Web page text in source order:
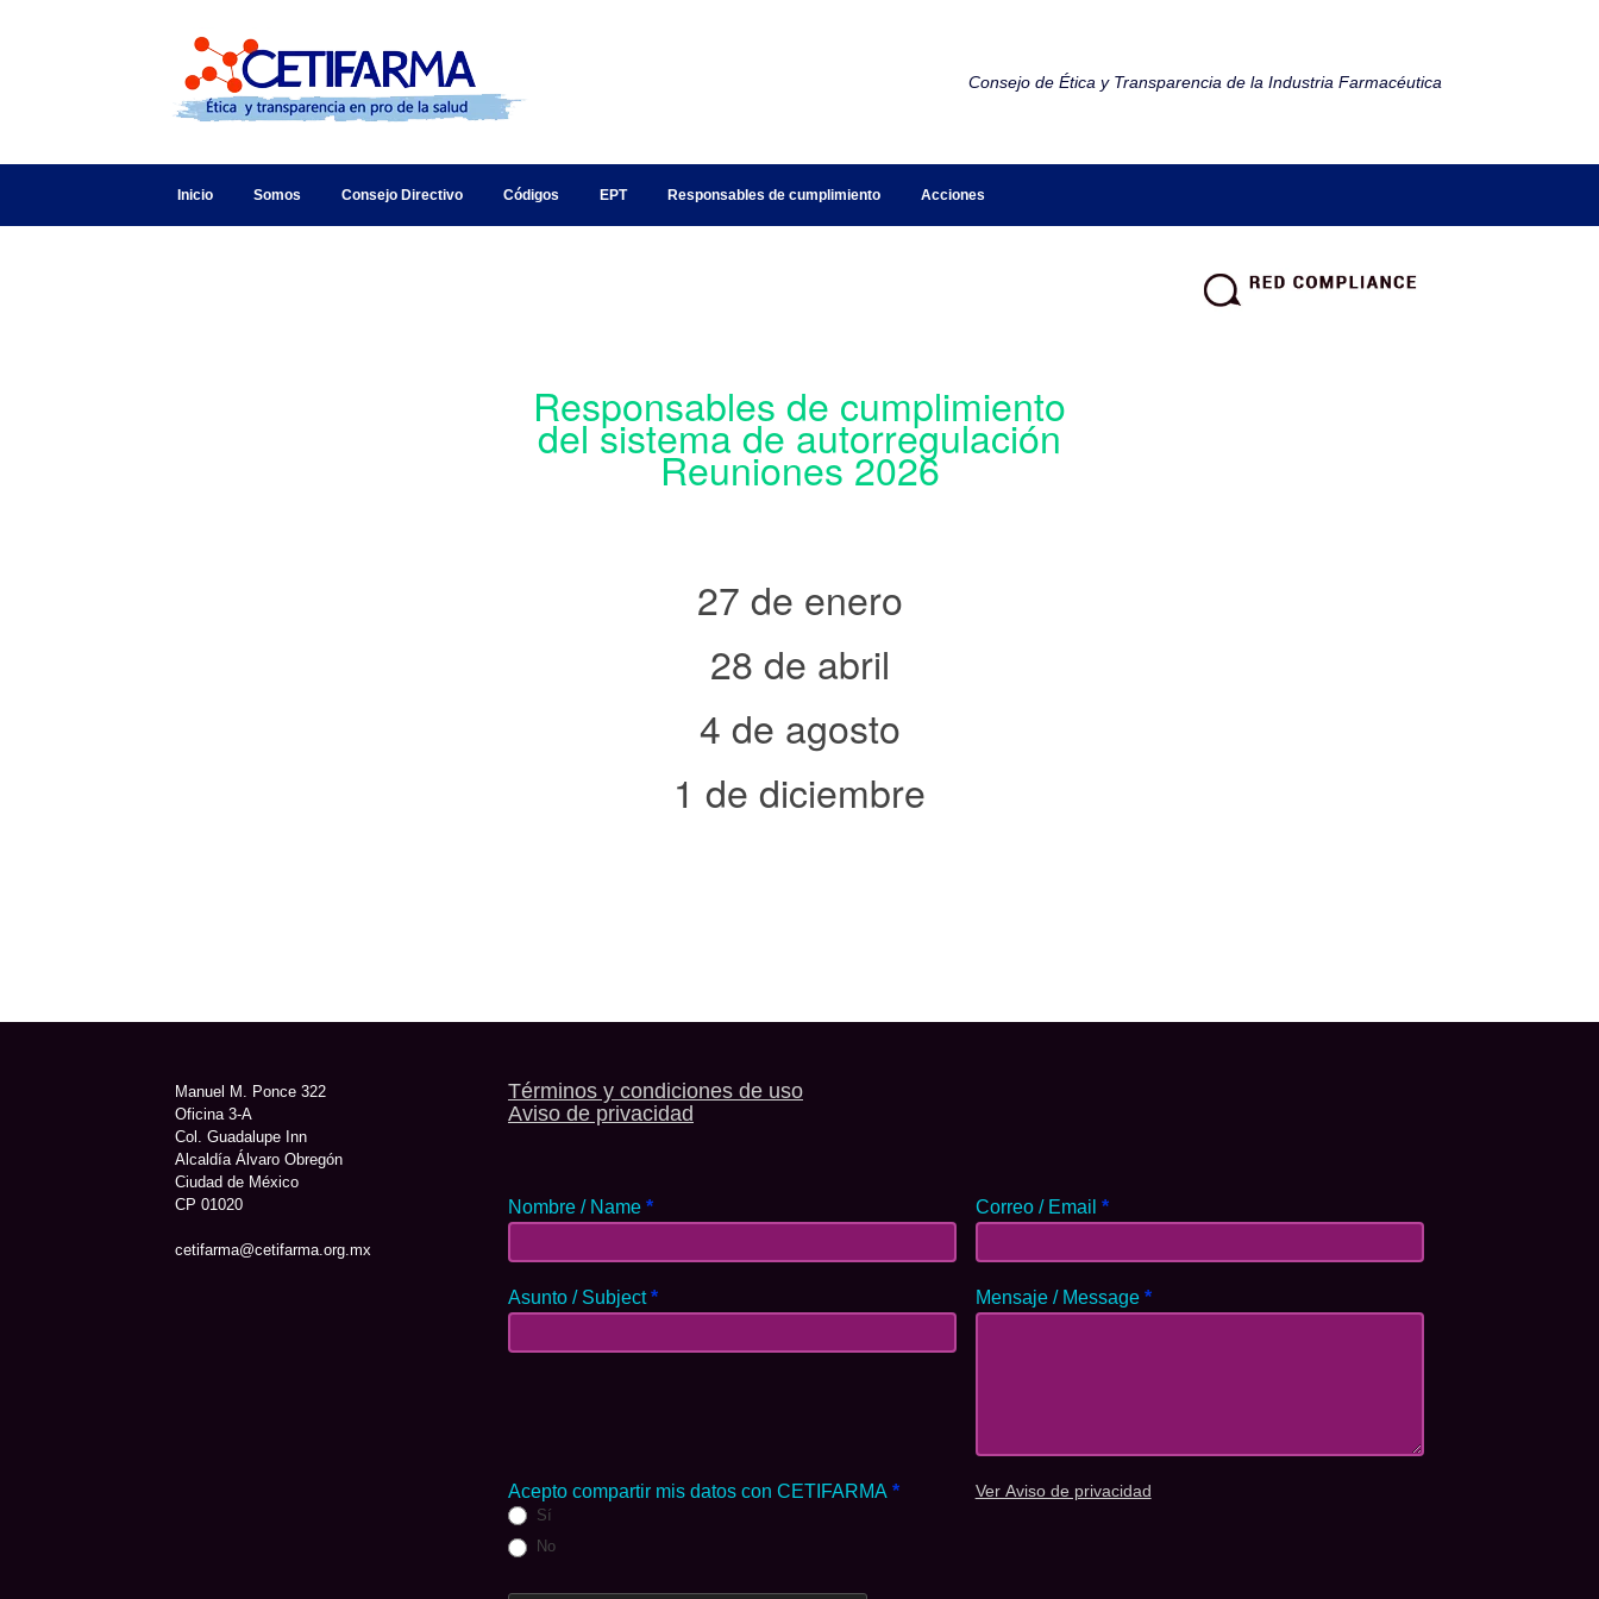
Consejo de Ética y Transparencia de la Industria Farmacéutica
Inicio Somos Consejo Directivo Códigos EPT Responsables de cumplimiento Acciones
Responsables de cumplimiento
del sistema de autorregulación
Reuniones 2026
27 de enero
28 de abril
4 de agosto
1 de diciembre
Manuel M. Ponce 322
Oficina 3-A
Col. Guadalupe Inn
Alcaldía Álvaro Obregón
Ciudad de México
CP 01020
cetifarma@cetifarma.org.mx
Términos y condiciones de uso
Aviso de privacidad
Nombre / Name * Correo / Email *
Asunto / Subject* Mensaje / Message *
Acepto compartir mis datos con CETIFARMA *
Sí
No
Ver Aviso de privacidad